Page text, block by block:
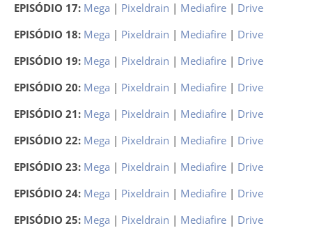
EPISÓDIO 17: Mega | Pixeldrain | Mediafire | Drive
EPISÓDIO 18: Mega | Pixeldrain | Mediafire | Drive
EPISÓDIO 19: Mega | Pixeldrain | Mediafire | Drive
EPISÓDIO 20: Mega | Pixeldrain | Mediafire | Drive
EPISÓDIO 21: Mega | Pixeldrain | Mediafire | Drive
EPISÓDIO 22: Mega | Pixeldrain | Mediafire | Drive
EPISÓDIO 23: Mega | Pixeldrain | Mediafire | Drive
EPISÓDIO 24: Mega | Pixeldrain | Mediafire | Drive
EPISÓDIO 25: Mega | Pixeldrain | Mediafire | Drive